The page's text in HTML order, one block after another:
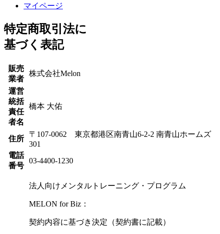
マイページ
特定商取引法に
基づく表記
販売
業者
株式会社Melon
運営
統括
責任
者名
橋本 大佑
住所
〒107-0062 東京都港区南青山6-2-2 南青山ホームズ
301
電話
番号
03-4400-1230
法人向けメンタルトレーニング・プログラム
MELON for Biz：
契約内容に基づき決定（契約書に記載）